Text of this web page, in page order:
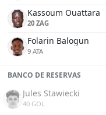
Kassoum Ouattara
20 ZAG
Folarin Balogun
9 ATA
BANCO DE RESERVAS
Jules Stawiecki
40 GOL